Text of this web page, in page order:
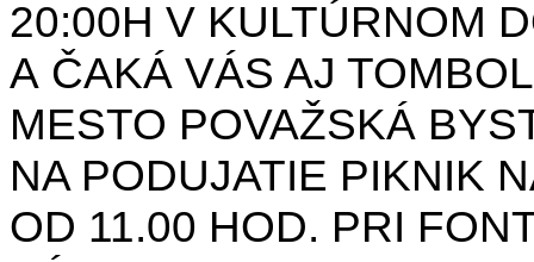
20:00H V KULTÚRNOM
A ČAKÁ VÁS AJ
MESTO POVAŽSKÁ
NA PODUJATIE PIKNIK
OD 11.00 HOD. PRI